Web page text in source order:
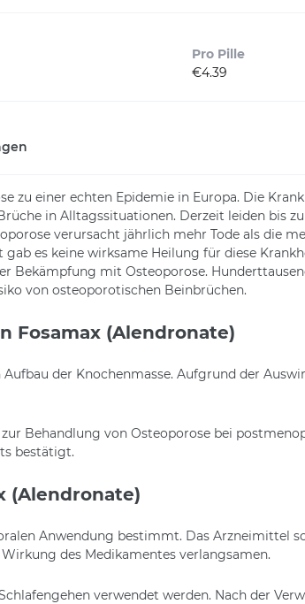
Pro Pille
€4.39
zu einer echten Epidemie in Europa. Die
in Alltagssituationen. Derzeit leiden bis
verursacht jährlich mehr Tode als die
es keine wirksame Heilung für diese
Bekämpfung mit Osteoporose.
von osteoporotischen Beinbrüchen.
Fosamax (Alendronate)
der Knochenmasse. Aufgrund der
Behandlung von Osteoporose bei
bestätigt.
(Alendronate)
Anwendung bestimmt. Das Arzneimittel
des Medikamentes verlangsamen.
verwendet werden. Nach der